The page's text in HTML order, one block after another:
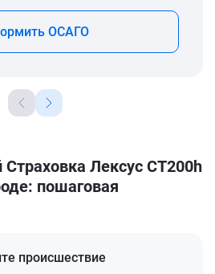
ОСАГО
Страховка Лексус CT200h
пошаговая
происшествие